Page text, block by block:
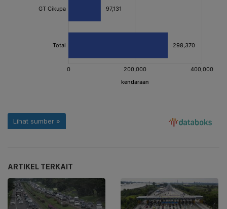
ARTIKEL TERKAIT